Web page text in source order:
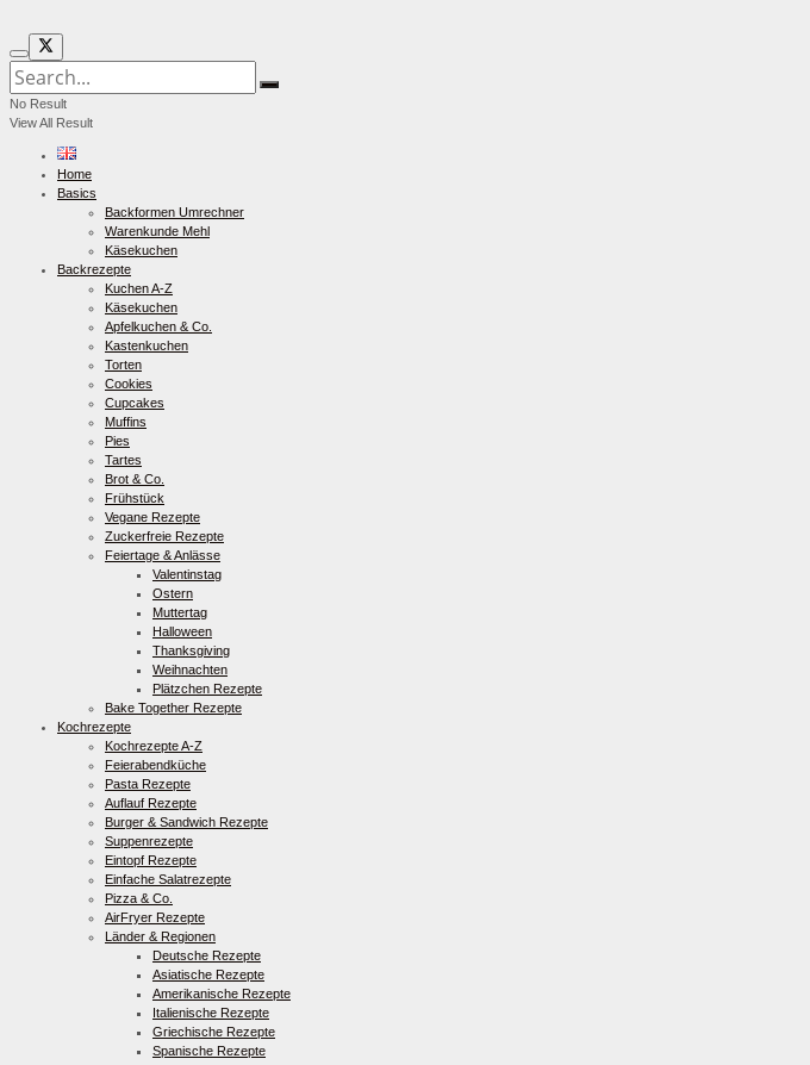
No Result
View All Result
Home
Basics
Backformen Umrechner
Warenkunde Mehl
Käsekuchen
Backrezepte
Kuchen A-Z
Käsekuchen
Apfelkuchen & Co.
Kastenkuchen
Torten
Cookies
Cupcakes
Muffins
Pies
Tartes
Brot & Co.
Frühstück
Vegane Rezepte
Zuckerfreie Rezepte
Feiertage & Anlässe
Valentinstag
Ostern
Muttertag
Halloween
Thanksgiving
Weihnachten
Plätzchen Rezepte
Bake Together Rezepte
Kochrezepte
Kochrezepte A-Z
Feierabendküche
Pasta Rezepte
Auflauf Rezepte
Burger & Sandwich Rezepte
Suppenrezepte
Eintopf Rezepte
Einfache Salatrezepte
Pizza & Co.
AirFryer Rezepte
Länder & Regionen
Deutsche Rezepte
Asiatische Rezepte
Amerikanische Rezepte
Italienische Rezepte
Griechische Rezepte
Spanische Rezepte